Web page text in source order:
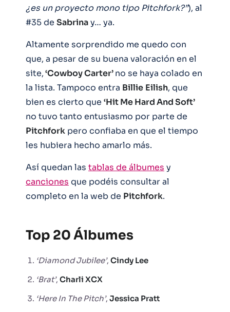
¿es un proyecto mono tipo Pitchfork?”), al
#35 de Sabrinay… ya.
Altamente sorprendido me quedo con
que, a pesar de su buena valoración en el
site,‘Cowboy Carter’no se haya colado en
la lista. Tampoco entra Billie Eilish, que
bien es cierto que ‘Hit Me Hard And Soft’
no tuvo tanto entusiasmo por parte de
Pitchfork pero confiaba en que el tiempo
les hubiera hecho amarlo más.
Así quedan las tablas de álbumes y
canciones que podéis consultar al
completo en la web de Pitchfork.
Top 20 Álbumes
‘Diamond Jubilee’, Cindy Lee
‘Brat’, Charli XCX
‘Here In The Pitch’, Jessica Pratt